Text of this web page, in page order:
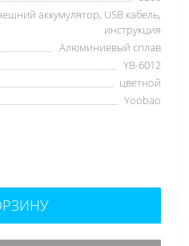
аккумулятор, USB кабель,
инструкция
Алюминиевый сплав
YB-6012
цветной
Yoobao